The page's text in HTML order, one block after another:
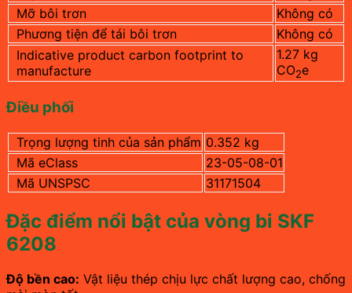
Mỡ bôi trơn
Không có
Phương tiện để tái bôi trơn
Không có
Indicative product carbon footprint to
manufacture
1.27 kg
CO2e
Điều phối
Trọng lượng tinh của sản phẩm 0.352 kg
Mã eClass
23-05-08-01
Mã UNSPSC
31171504
Đặc điểm nổi bật của vòng bi SKF
6208
Độ bền cao: Vật liệu thép chịu lực chất lượng cao, chống